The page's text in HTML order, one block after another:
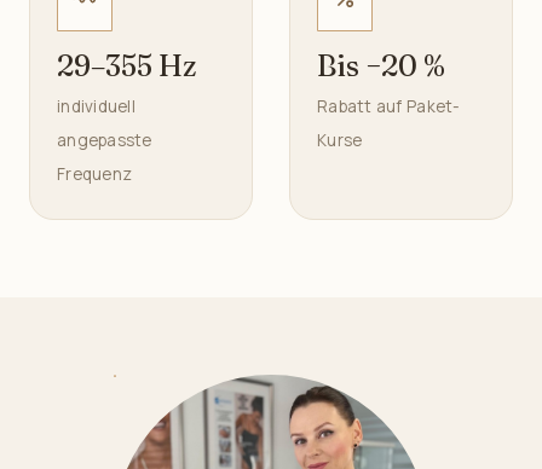
29–355 Hz
individuell
angepasste
Frequenz
Bis −20 %
Rabatt auf Paket-
Kurse